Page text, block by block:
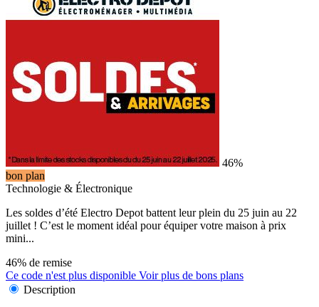
46%
bon plan
Technologie & Électronique
Les soldes d’été Electro Depot battent leur plein du 25 juin au 22
juillet ! C’est le moment idéal pour équiper votre maison à prix
mini...
46% de remise
Ce code n'est plus disponible Voir plus de bons plans
Description